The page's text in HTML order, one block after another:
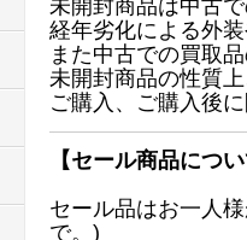
未開封商品は中古
経年劣化による外
また中古での買取
未開封商品の性質
ご購入、ご購入後
【セール商品につい
セール品はお一人
で。)